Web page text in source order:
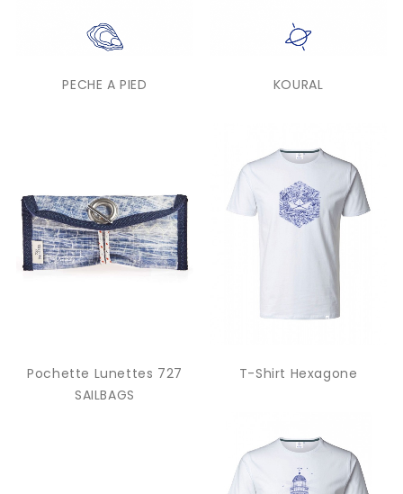
PECHE A PIED KOURAL
Pochette Lunettes 727
SAILBAGS
T-Shirt Hexagone